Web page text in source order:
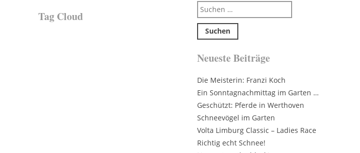
Tag Cloud
Suchen
nach:
Neueste Beiträge
Die Meisterin: Franzi Koch
Ein Sonntagnachmittag im Garten …
Geschützt: Pferde in Werthoven
Schneevögel im Garten
Volta Limburg Classic – Ladies Race
Richtig echt Schnee!